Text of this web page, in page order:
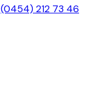
(0454) 212 73 46